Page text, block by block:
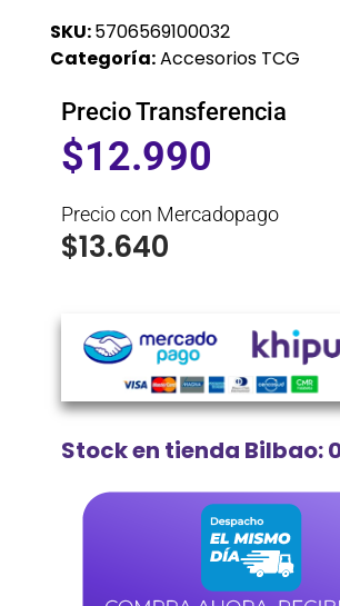
SKU:5706569100032
Categoría:Accesorios TCG
Precio Transferencia
$12.990
Precio con Mercadopago
$13.640
Stock en tienda Bilbao: